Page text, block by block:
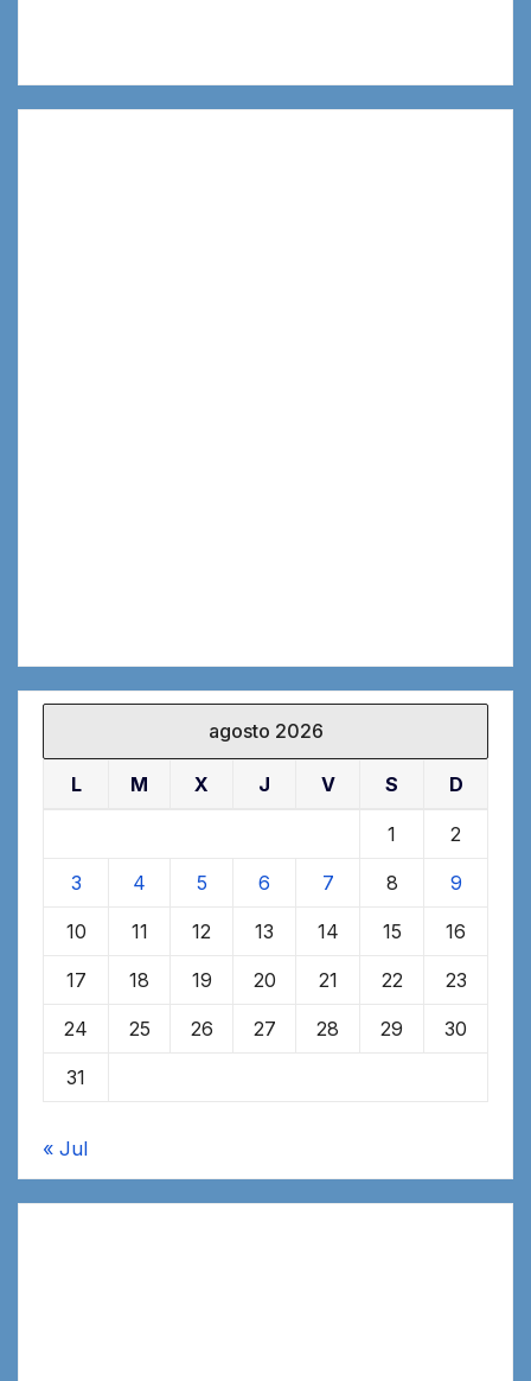
agosto 2026
L M X J V S D
1 2
3 4 5 6 7 8 9
10 11 12 13 14 15 16
17 18 19 20 21 22 23
24 25 26 27 28 29 30
31
« Jul